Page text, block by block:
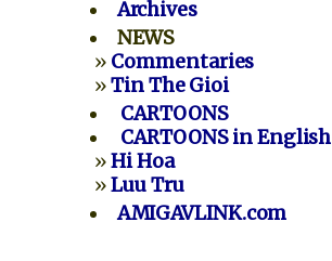
Archives
NEWS
» Commentaries
»Tin The Gioi
CARTOONS
CARTOONS in English
»Hi Hoa
»Luu Tru
AMIGAVLINK.com